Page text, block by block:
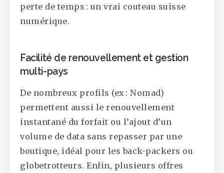
perte de temps : un vrai couteau suisse
numérique.
Facilité de renouvellement et gestion
multi-pays
De nombreux profils (ex : Nomad)
permettent aussi le renouvellement
instantané du forfait ou l’ajout d’un
volume de data sans repasser par une
boutique, idéal pour les back-packers ou
globetrotteurs. Enfin, plusieurs offres